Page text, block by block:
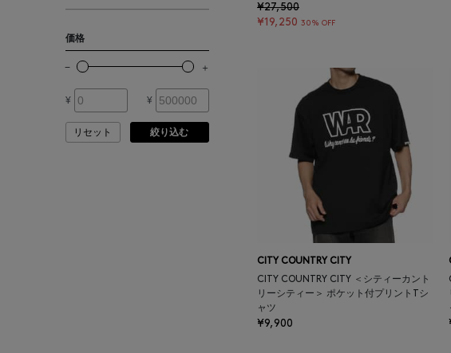
FIRENZE
AURALEE
価格
¥ ¥
リセット 絞り込む
¥27,500
¥19,250 30% OFF
CITY COUNTRY CITY
CITY COUNTRY CITY ＜シティーカント
リーシティー＞ ポケット付プリントTシ
ャツ
¥9,900